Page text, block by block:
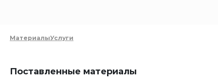
МатериалыУслуги
Поставленные материалы